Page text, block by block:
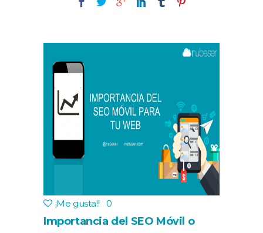
¡Me gusta!! 0
Importancia del SEO Móvil o